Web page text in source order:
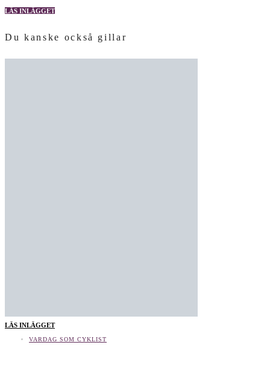
LÄS INLÄGGET
Du kanske också gillar
LÄS INLÄGGET
VARDAG SOM CYKLIST